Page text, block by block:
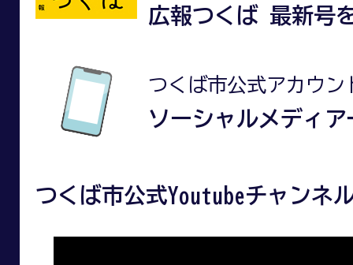
広報つくば 最新号
つくば市公式アカウン
ソーシャルメディ
つくば市公式Youtubeチャンネ